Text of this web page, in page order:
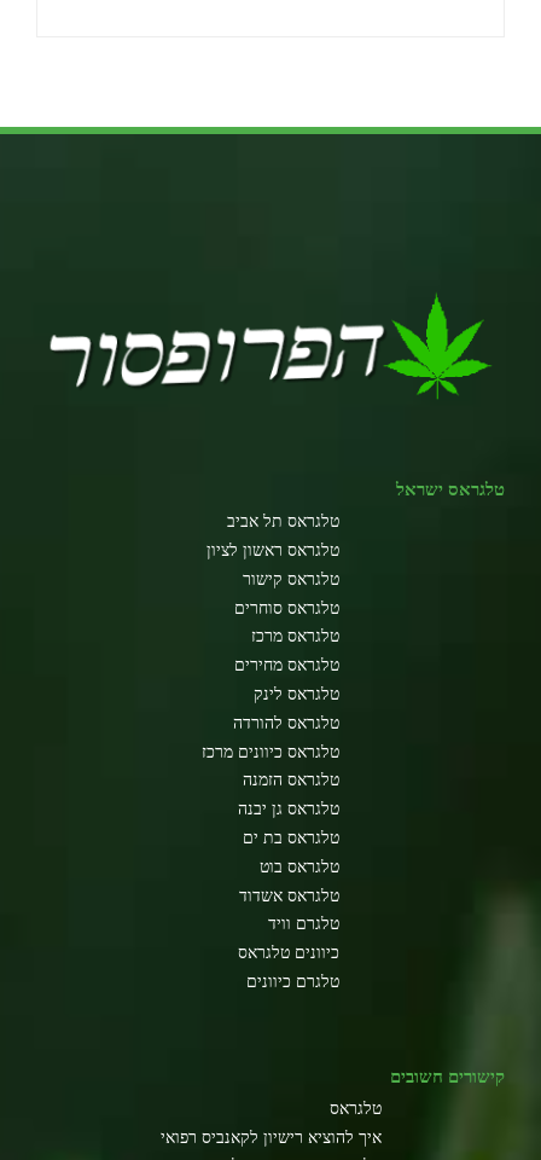
טלגראס ישראל
טלגראס תל אביב
טלגראס ראשון לציון
טלגראס קישור
טלגראס סוחרים
טלגראס מרכז
טלגראס מחירים
טלגראס לינק
טלגראס להורדה
טלגראס כיוונים מרכז
טלגראס הזמנה
טלגראס גן יבנה
טלגראס בת ים
טלגראס בוט
טלגראס אשדוד
טלגרם וויד
כיוונים טלגראס
טלגרם כיוונים
קישורים חשובים
טלגראס
איך להוציא רישיון לקאנביס רפואי